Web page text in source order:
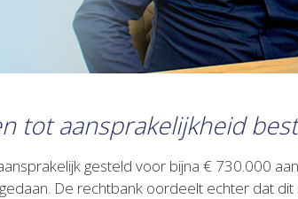
tot aansprakelijkheid
gesteld voor bijna € 730.000
De rechtbank oordeelt echter dat